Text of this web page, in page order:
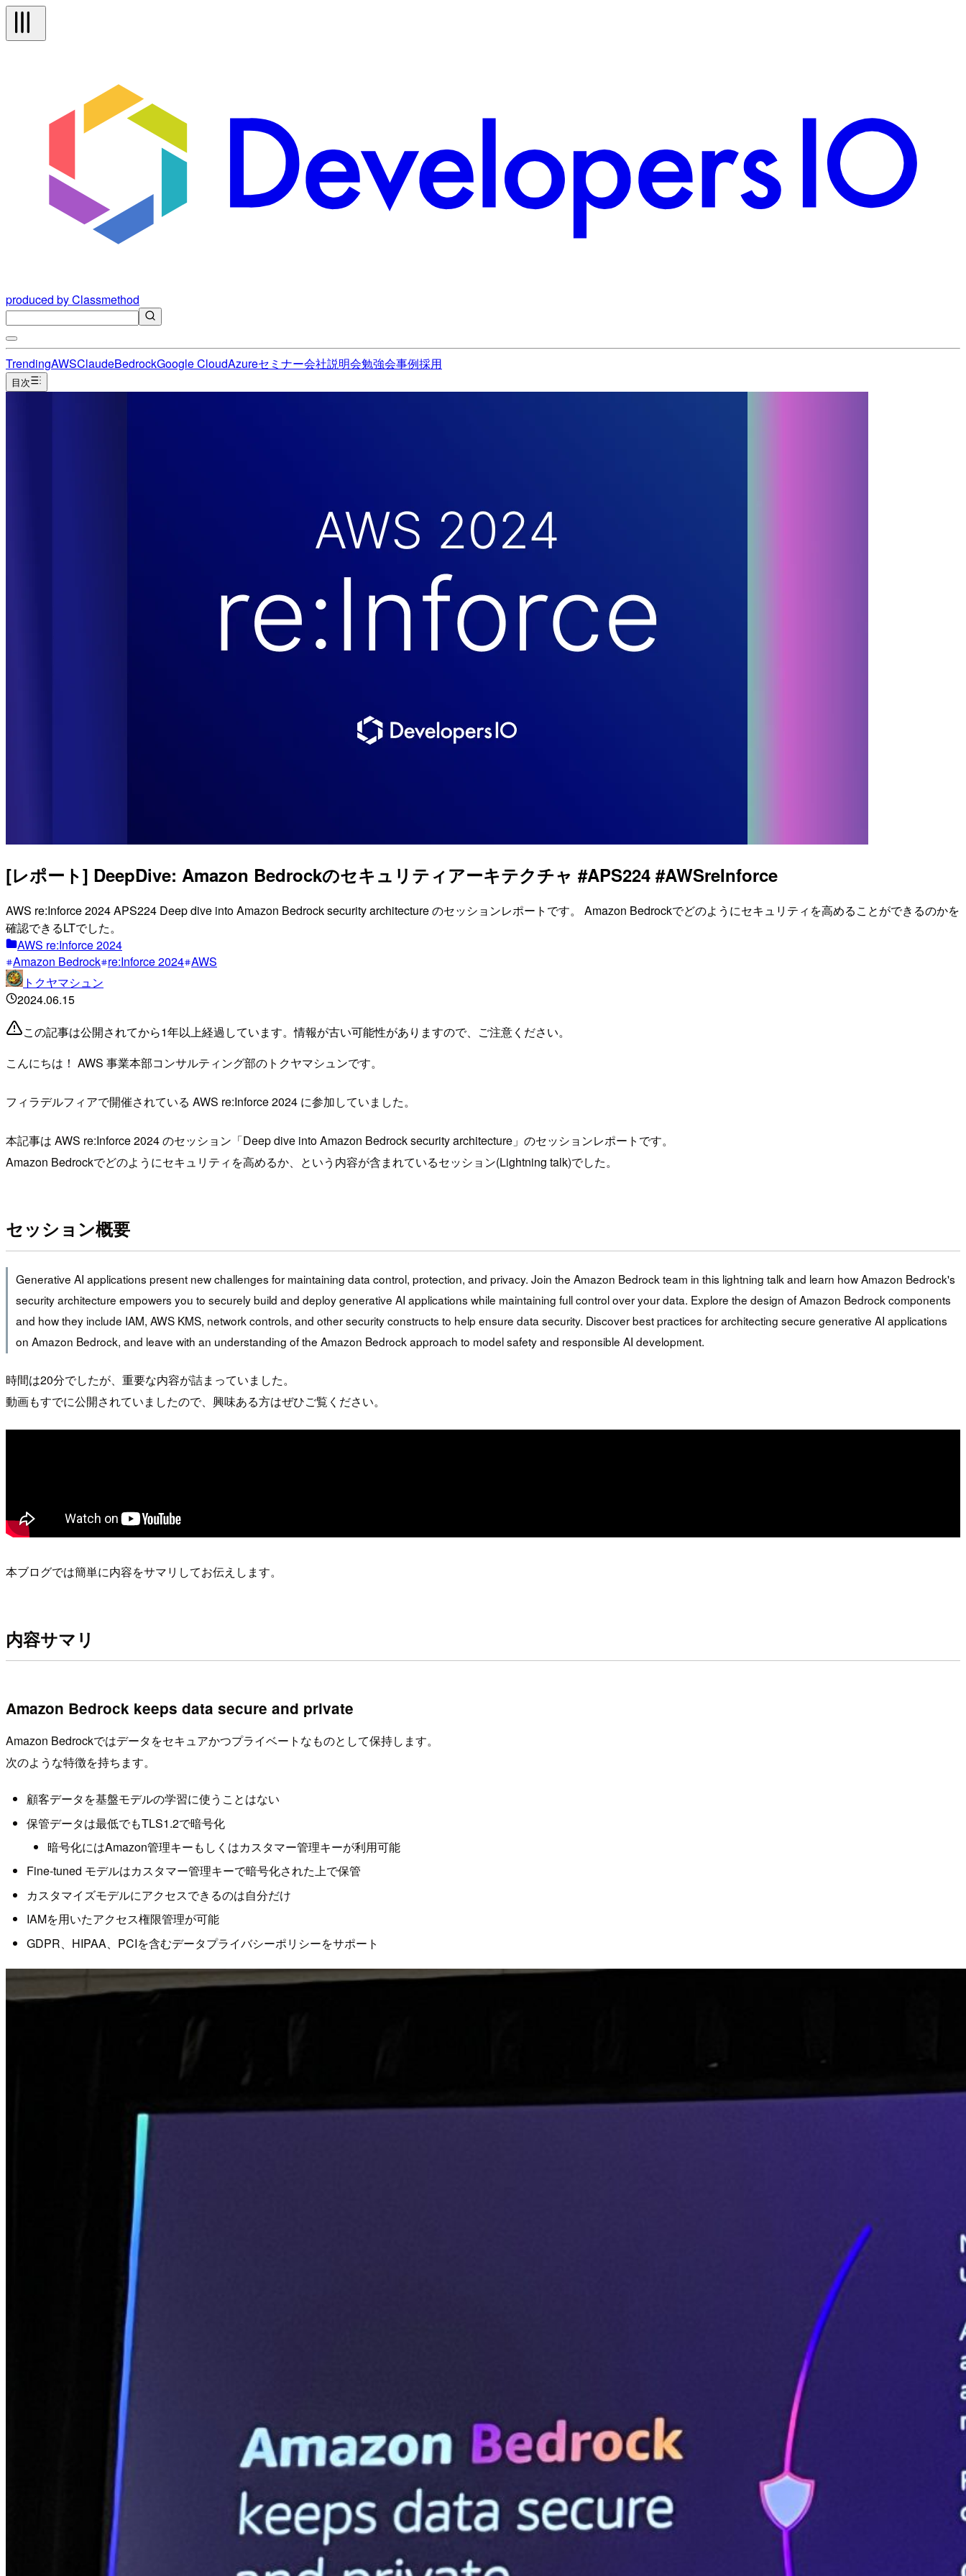
produced by Classmethod
TrendingAWSClaudeBedrockGoogle CloudAzureセミナー会社説明会勉強会事例採用
目次
[レポート] DeepDive: Amazon Bedrockのセキュリティアーキテクチャ #APS224 #AWSreInforce
AWS re:Inforce 2024 APS224 Deep dive into Amazon Bedrock security architecture のセッションレポートです。 Amazon Bedrockでどのようにセキュリティを高めることができるのかを
確認できるLTでした。
AWS re:Inforce 2024
Amazon Bedrock re:Inforce 2024 AWS
トクヤマシュン
2024.06.15
この記事は公開されてから1年以上経過しています。情報が古い可能性がありますので、ご注意ください。
こんにちは！ AWS 事業本部コンサルティング部のトクヤマシュンです。
フィラデルフィアで開催されている AWS re:Inforce 2024 に参加していました。
本記事は AWS re:Inforce 2024 のセッション「Deep dive into Amazon Bedrock security architecture」のセッションレポートです。
Amazon Bedrockでどのようにセキュリティを高めるか、という内容が含まれているセッション(Lightning talk)でした。
セッション概要
Generative AI applications present new challenges for maintaining data control, protection, and privacy. Join the Amazon Bedrock team in this lightning talk and learn how Amazon Bedrock's
security architecture empowers you to securely build and deploy generative AI applications while maintaining full control over your data. Explore the design of Amazon Bedrock components
and how they include IAM, AWS KMS, network controls, and other security constructs to help ensure data security. Discover best practices for architecting secure generative AI applications
on Amazon Bedrock, and leave with an understanding of the Amazon Bedrock approach to model safety and responsible AI development.
時間は20分でしたが、重要な内容が詰まっていました。
動画もすでに公開されていましたので、興味ある方はぜひご覧ください。
本ブログでは簡単に内容をサマリしてお伝えします。
内容サマリ
Amazon Bedrock keeps data secure and private
Amazon Bedrockではデータをセキュアかつプライベートなものとして保持します。
次のような特徴を持ちます。
顧客データを基盤モデルの学習に使うことはない
保管データは最低でもTLS1.2で暗号化
暗号化にはAmazon管理キーもしくはカスタマー管理キーが利用可能
Fine-tuned モデルはカスタマー管理キーで暗号化された上で保管
カスタマイズモデルにアクセスできるのは自分だけ
IAMを用いたアクセス権限管理が可能
GDPR、HIPAA、PCIを含むデータプライバシーポリシーをサポート